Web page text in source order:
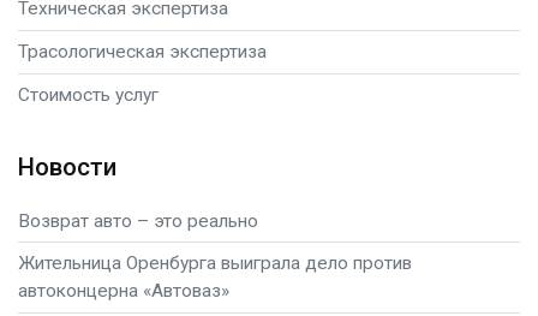
Техническая экспертиза
Трасологическая экспертиза
Стоимость услуг
Новости
Возврат авто – это реально
Жительница Оренбурга выиграла дело против
автоконцерна «Автоваз»